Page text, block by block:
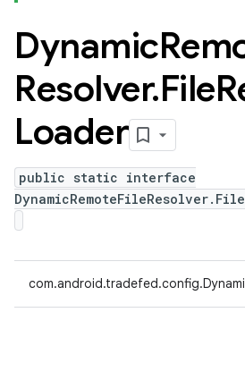
Dynamic
Resolver.File
Loader
public static interface